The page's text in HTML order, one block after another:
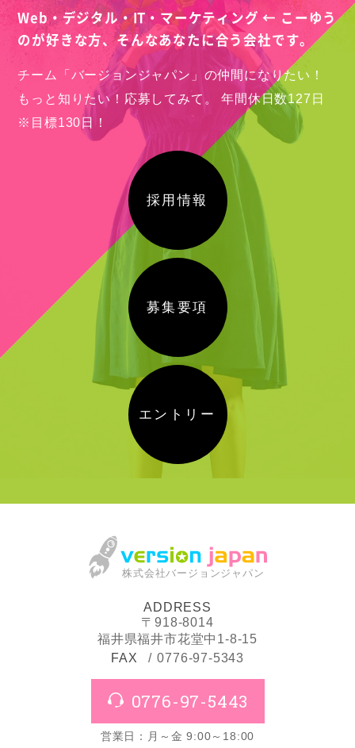
英語
Web・デジタル・IT・マーケティング ← こーゆう
のが好きな方、そんなあなたに合う会社です。
チーム「バージョンジャパン」の仲間になりたい！
もっと知りたい！応募してみて。
年間休日数127日
※目標130日！
採用情報
募集要項
エントリー
株式会社バージョンジャパン
ADDRESS
〒918-8014
福井県福井市花堂中1-8-15
FAX
0776-97-5343
0776-97-5443
営業日：月～金 9:00～18:00